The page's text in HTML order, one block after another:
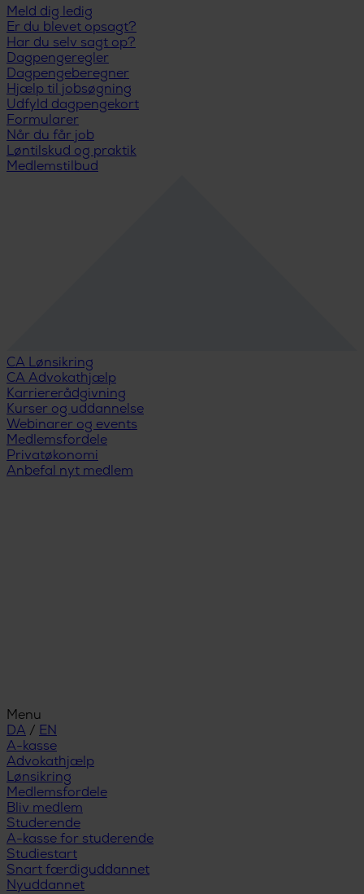
Meld dig ledig
Er du blevet opsagt?
Har du selv sagt op?
Dagpengeregler
Dagpengeberegner
Hjælp til jobsøgning
Udfyld dagpengekort
Formularer
Når du får job
Løntilskud og praktik
Medlemstilbud
CA Lønsikring
CA Advokathjælp
Karriererådgivning
Kurser og uddannelse
Webinarer og events
Medlemsfordele
Privatøkonomi
Anbefal nyt medlem
Menu
DA / EN
A-kasse
Advokathjælp
Lønsikring
Medlemsfordele
Bliv medlem
Studerende
A-kasse for studerende
Studiestart
Snart færdiguddannet
Nyuddannet